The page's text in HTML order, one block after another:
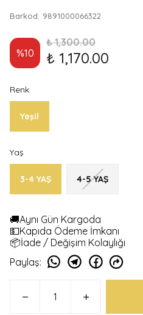
Barkod: 9891000066322
%10
₺ 1,300.00
₺ 1,170.00
Renk
Yeşil
Yaş
3-4 YAŞ 4-5 YAŞ
🚚Aynı Gün Kargoda
💵Kapıda Ödeme İmkanı
📦İade / Değişim Kolaylığı
Paylaş: